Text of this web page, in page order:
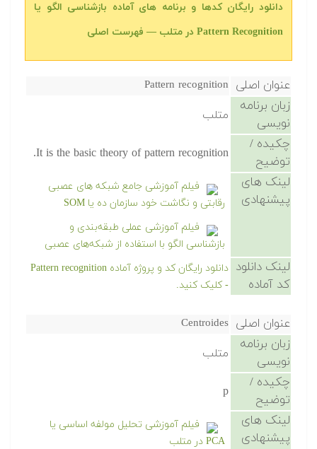
دانلود رایگان کدها و برنامه های آماده بازشناسی الگو یا
Pattern Recognition در متلب‬‬ — فهرست اصلی
عنوان اصلی Pattern recognition
زبان برنامه
نویسی
متلب
چکیده /
توضیح
It is the basic theory of pattern recognition.
لینک های
پیشنهادی
فیلم آموزشی جامع شبکه های عصبی
رقابتی و نگاشت خود سازمان ده یا SOM
فیلم آموزشی عملی طبقه‌بندی و
بازشناسی الگو با استفاده از شبکه‌های عصبی
لینک دانلود
کد آماده
دانلود رایگان کد و پروژه آماده Pattern recognition
- کلیک کنید.
عنوان اصلی Centroides
زبان برنامه
نویسی
متلب
چکیده /
توضیح
p
لینک های
پیشنهادی
فیلم آموزشی تحلیل مولفه اساسی یا
PCA در متلب